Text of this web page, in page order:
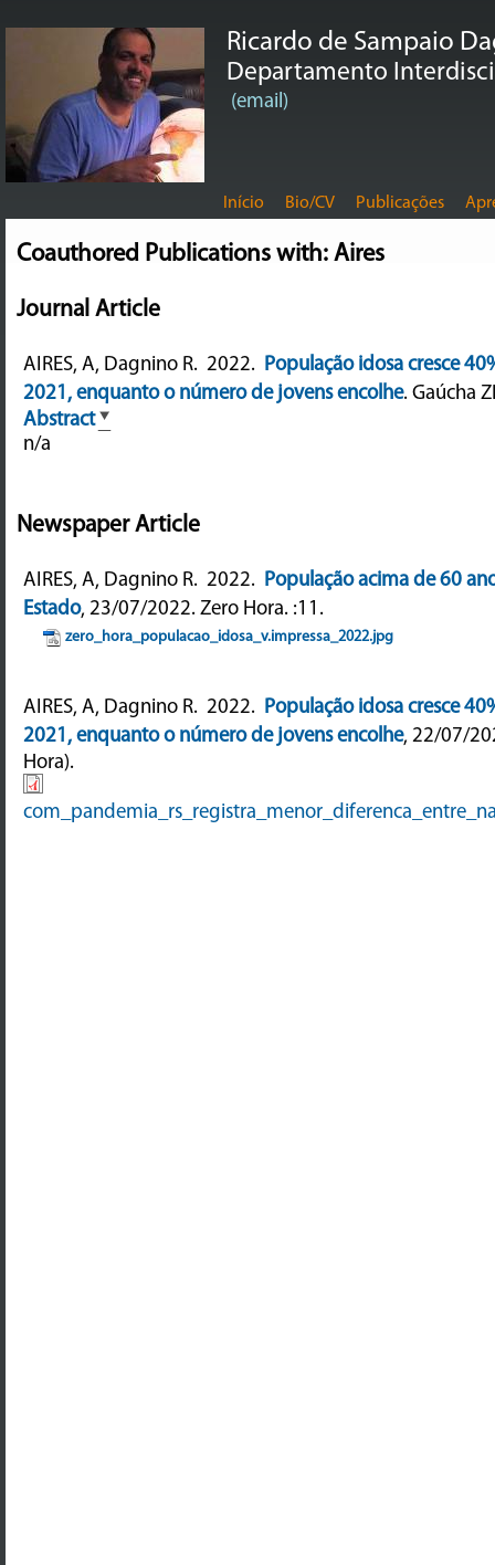
Ricardo de Sampaio
Departamento
(email)
Início Bio/CV Publicações
Coauthored Publications with: Aires
Journal Article
AIRES, A, Dagnino R.2022. População idosa cresce
2021, enquanto o número de jovens encolhe.Gaúcha
Abstract
n/a
Newspaper Article
AIRES, A, Dagnino R.2022. População acima de 60
Estado, 23/07/2022.Zero Hora. :11.
zero_hora_populacao_idosa_v.impressa_2022.jpg
AIRES, A, Dagnino R.2022. População idosa cresce
2021, enquanto o número de jovens encolhe, 22/07/
Hora).